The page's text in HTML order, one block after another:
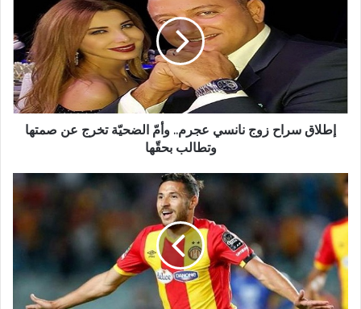
إطلاق سراح زوج نانسي عجرم.. وأمّ الضحيّة تخرج عن صمتها
وتطالب بحقّها